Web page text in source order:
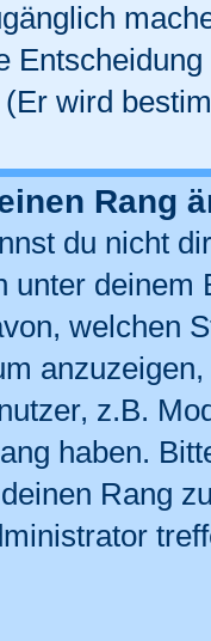
wird
Rang
du nicht
unter deinem
welchen
z.B.
haben.
Rang